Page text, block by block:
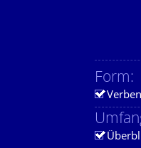
Form:
Verben